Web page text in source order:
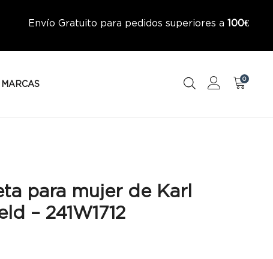
Envío Gratuito para pedidos superiores a 100€
MARCAS
0
para mujer de Karl
– 241W1712